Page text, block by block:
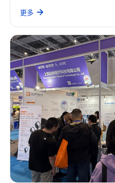
更多